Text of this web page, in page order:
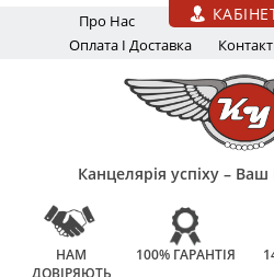
Перейти до основного вмісту
Про Нас
Оплата І Доставка
Канцелярія успіху –
НАМ
ДОВІРЯЮТЬ
100% ГАРАНТІЯ